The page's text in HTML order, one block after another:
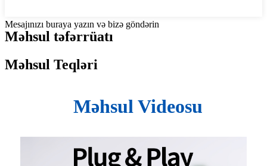
Mesajınızı buraya yazın və bizə göndərin
Məhsul təfərrüatı
Məhsul Teqləri
Məhsul Videosu